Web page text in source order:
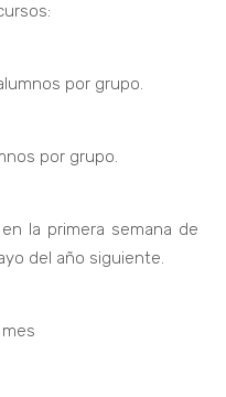
por grupo.
por grupo.
la primera semana de
del año siguiente.